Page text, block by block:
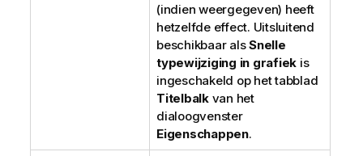
(indien weergegeven) heeft
hetzelfde effect. Uitsluitend
beschikbaar alsSnelle
typewijziging in grafiek is
ingeschakeld op het tabblad
Titelbalkvan het
dialoogvenster
Eigenschappen.